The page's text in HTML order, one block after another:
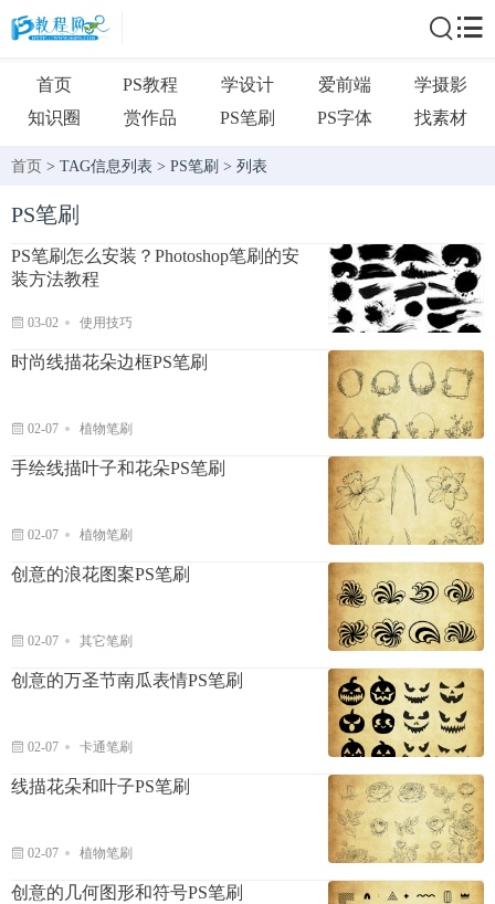
首页 PS教程 学设计 爱前端
学摄影
知识圈
赏作品 PS笔刷 PS字体 找素材
首页 > TAG信息列表 > PS笔刷 > 列表
PS笔刷
PS笔刷怎么安装？Photoshop笔刷的安
装方法教程
03-02 使用技巧
时尚线描花朵边框PS笔刷
02-07 植物笔刷
手绘线描叶子和花朵PS笔刷
02-07 植物笔刷
创意的浪花图案PS笔刷
02-07 其它笔刷
创意的万圣节南瓜表情PS笔刷
02-07 卡通笔刷
线描花朵和叶子PS笔刷
02-07 植物笔刷
创意的几何图形和符号PS笔刷